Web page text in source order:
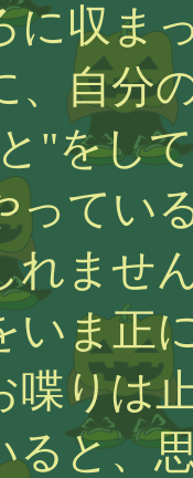
に収ま
、自分
"をし
ってい
れませ
いま正
喋りは
ると、